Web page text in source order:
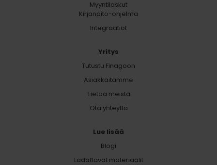
Myyntilaskut
Kirjanpito-ohjelma
Integraatiot
Yritys
Tutustu Finagoon
Asiakkaitamme
Tietoa meistä
Ota yhteyttä
Lue lisää
Blogi
Ladattavat materiaalit